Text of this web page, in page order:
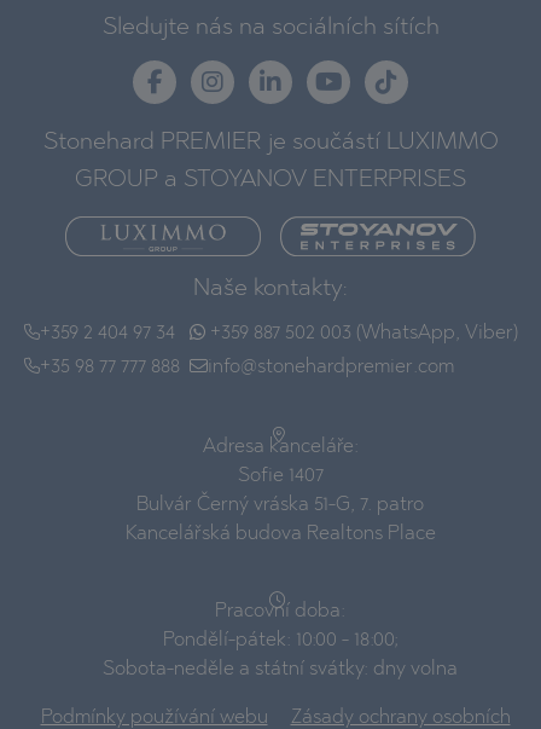
Sledujte nás na sociálních sítích
Stonehard PREMIER je součástí LUXIMMO
GROUP a STOYANOV ENTERPRISES
Naše kontakty:
+359 2 404 97 34
+35 98 77 777 888
+359 887 502 003 (WhatsApp, Viber)
info@stonehardpremier.com
Adresa kanceláře:
Sofie 1407
Bulvár Černý vráska 51-G, 7. patro
Kancelářská budova Realtons Place
Pracovní doba:
Pondělí-pátek: 10:00 - 18:00;
Sobota-neděle a státní svátky: dny volna
Podmínky používání webu Zásady ochrany osobních